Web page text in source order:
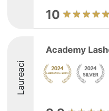
10
Laureaci
Academy